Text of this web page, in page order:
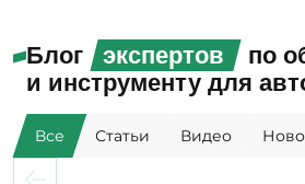
Блог экспертов
по
и инструменту для
Все Статьи Видео